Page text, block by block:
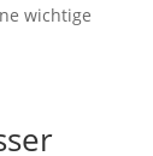
wichtige